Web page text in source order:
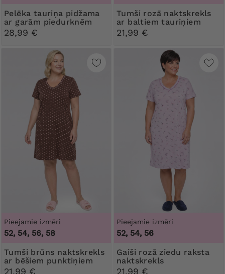
Pelēka tauriņa pidžama
ar garām piedurknēm
28,99 €
Tumši rozā naktskrekls
ar baltiem tauriņiem
21,99 €
Pieejamie izmēri
52, 54, 56, 58
Tumši brūns naktskrekls
ar bēšiem punktiņiem
21,99 €
Pieejamie izmēri
52, 54, 56
Gaiši rozā ziedu raksta
naktskrekls
21,99 €